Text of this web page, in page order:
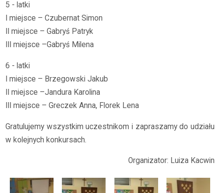
5 - latki
I miejsce – Czubernat Simon
II miejsce – Gabryś Patryk
III miejsce –Gabryś Milena
6 - latki
I miejsce – Brzegowski Jakub
II miejsce –Jandura Karolina
III miejsce – Greczek Anna, Florek Lena
Gratulujemy wszystkim uczestnikom i zapraszamy do udziału
w kolejnych konkursach.
Organizator: Luiza Kacwin